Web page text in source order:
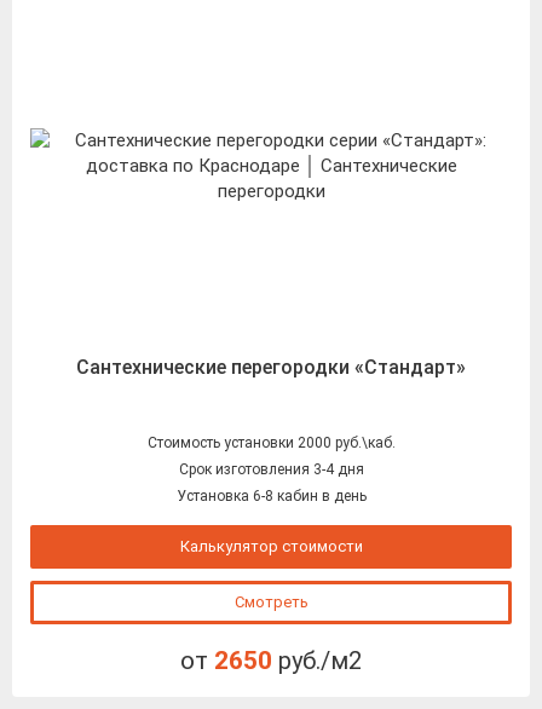
Сантехнические перегородки «Стандарт»
Стоимость установки 2000 руб.\каб.
Срок изготовления 3-4 дня
Установка 6-8 кабин в день
Калькулятор стоимости
Смотреть
от 2650 руб./м2